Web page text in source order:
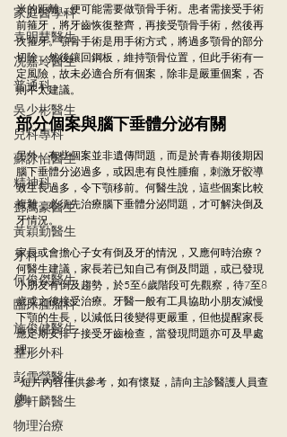
家庭醫學科
袁明慧醫生
冼嘉玲醫生
普通科
吳少彬醫生
兒科專科
蘇詠怡醫生
精神科
鄧萬豪醫生
黃穎勤醫生
牙科
何俊傑醫生
臨床腫瘤科
施俊健醫生
整形外科
彭雪瑩醫生
廖軒麟醫生
物理治療
米的距離，便可能需要做顎骨手術。患者需接受手術
前箍牙，將牙齒恢復整齊，再接受顎骨手術，然後再
次箍牙。顎骨手術是用手術方式，將過多顎骨的部分
切除，然後鑲回鋼板，維持顎骨位置，但此手術有一
定風險，故未必適合所有個案，除非是嚴重個案，否
則不太建議。
部分個案與腦下垂體分泌有關
另外，有些個案並非遺傳問題，而是於青春期後期因
腦下垂體分泌過多，或因患有良性腫瘤，刺激牙骹導
致生長過多，令下顎移前。何醫生說，這些個案比較
複雜，必須先治療腦下垂體分泌問題，才可解決倒及
牙情況。
家長或會擔心子女有倒及牙的情況，又應何時治療？
何醫生建議，家長若已知自己有倒及問題，或已發現
小朋友有倒及趨勢，於5至6歲階段可先觀察，待7至8
歲或之後接受治療。牙醫一般有工具協助小朋友減慢
下顎的生長，以減低日後變得更嚴重，但他提醒家長
應定期安排子接受牙齒檢查，當發現問題亦可及早處
理。
*短片內容僅供參考，如有懷疑，請向主診醫護人員查
詢。